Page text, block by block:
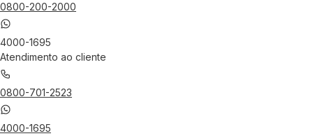
0800-200-2000
4000-1695
Atendimento ao cliente
0800-701-2523
4000-1695